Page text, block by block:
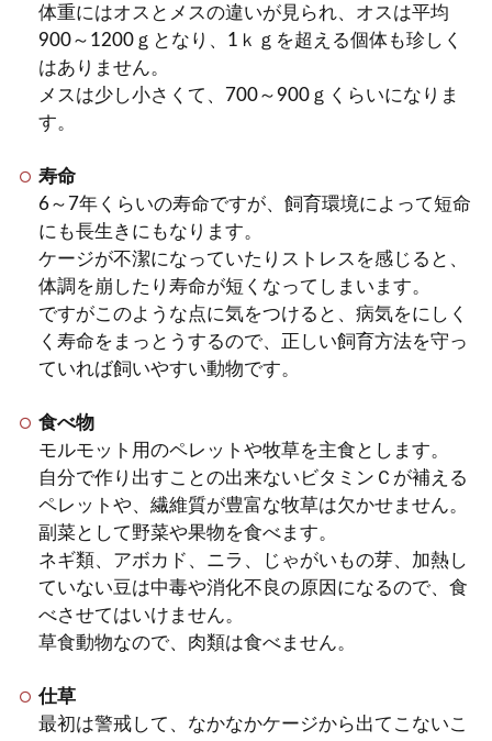
モルモットは遊ばせ方の工夫で
モルモットの遊ばせ方についてどんな風
に遊ばせたらいいのかお悩みのあなた。
モルモットをせっかく飼っ...
モルモットの飼い方は？一人暮
一人暮らしが寂しくてモルモットを飼い
たいと思っている女性もいますよね。で
も、自分がお仕事などで外出し...
モルモットを飼う場合、メリッ
体重にはオスとメスの違いが見られ、オスは平均
900～1200ｇとなり、1ｋｇを超える個体も珍しく
はありません。
メスは少し小さくて、700～900ｇくらいになりま
す。
寿命
6～7年くらいの寿命ですが、飼育環境によって短命
にも長生きにもなります。
ケージが不潔になっていたりストレスを感じると、
体調を崩したり寿命が短くなってしまいます。
ですがこのような点に気をつけると、病気をにしく
く寿命をまっとうするので、正しい飼育方法を守っ
ていれば飼いやすい動物です。
食べ物
モルモット用のペレットや牧草を主食とします。
自分で作り出すことの出来ないビタミンＣが補える
ペレットや、繊維質が豊富な牧草は欠かせません。
副菜として野菜や果物を食べます。
ネギ類、アボカド、ニラ、じゃがいもの芽、加熱し
ていない豆は中毒や消化不良の原因になるので、食
べさせてはいけません。
草食動物なので、肉類は食べません。
仕草
最初は警戒して、なかなかケージから出てこないこ